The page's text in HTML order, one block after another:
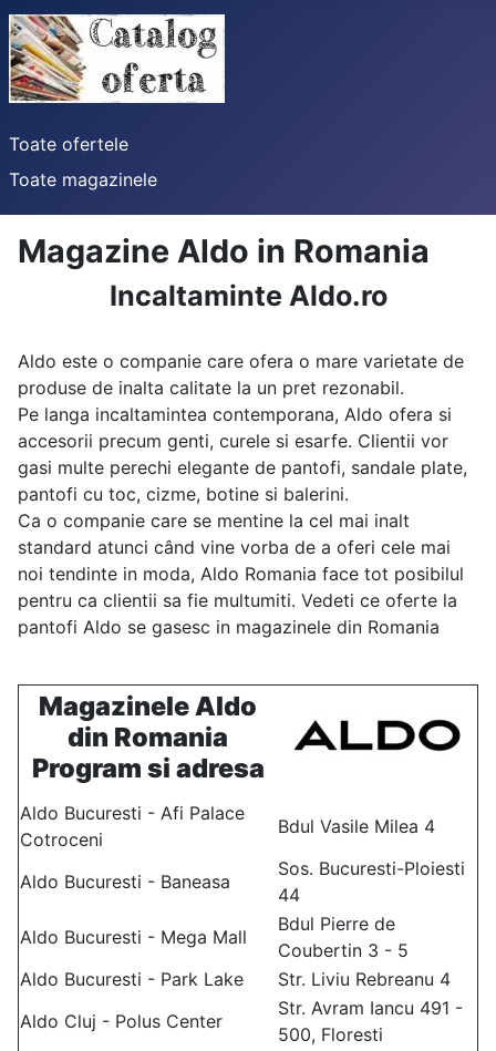
Toate ofertele
Toate magazinele
Magazine Aldo in Romania
Incaltaminte Aldo.ro
Aldo este o companie care ofera o mare varietate de
produse de inalta calitate la un pret rezonabil.
Pe langa incaltamintea contemporana, Aldo ofera si
accesorii precum genti, curele si esarfe. Clientii vor
gasi multe perechi elegante de pantofi, sandale plate,
pantofi cu toc, cizme, botine si balerini.
Ca o companie care se mentine la cel mai inalt
standard atunci când vine vorba de a oferi cele mai
noi tendinte in moda, Aldo Romania face tot posibilul
pentru ca clientii sa fie multumiti. Vedeti ce oferte la
pantofi Aldo se gasesc in magazinele din Romania
Magazinele Aldo
din Romania
Program si adresa
Aldo Bucuresti - Afi Palace
Cotroceni
Bdul Vasile Milea 4
Aldo Bucuresti - Baneasa
Sos. Bucuresti-Ploiesti
44
Aldo Bucuresti - Mega Mall
Bdul Pierre de
Coubertin 3 - 5
Aldo Bucuresti - Park Lake
Str. Liviu Rebreanu 4
Aldo Cluj - Polus Center
Str. Avram Iancu 491 -
500, Floresti